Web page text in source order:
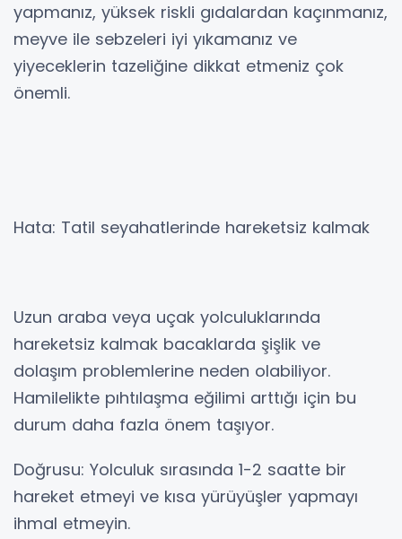
yapmanız, yüksek riskli gıdalardan kaçınmanız,
meyve ile sebzeleri iyi yıkamanız ve
yiyeceklerin tazeliğine dikkat etmeniz çok
önemli.
Hata: Tatil seyahatlerinde hareketsiz kalmak
Uzun araba veya uçak yolculuklarında
hareketsiz kalmak bacaklarda şişlik ve
dolaşım problemlerine neden olabiliyor.
Hamilelikte pıhtılaşma eğilimi arttığı için bu
durum daha fazla önem taşıyor.
Doğrusu: Yolculuk sırasında 1-2 saatte bir
hareket etmeyi ve kısa yürüyüşler yapmayı
ihmal etmeyin.